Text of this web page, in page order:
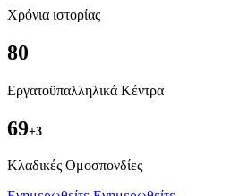
Χρόνια ιστορίας
80
Εργατοϋπαλληλικά Κέντρα
69+3
Kλαδικές Ομοσπονδίες